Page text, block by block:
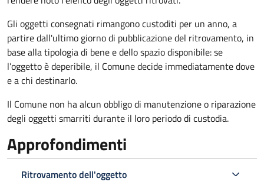
Gli oggetti consegnati rimangono custoditi per un anno, a
partire dall'ultimo giorno di pubblicazione del ritrovamento, in
base alla tipologia di bene e dello spazio disponibile: se
l’oggetto è deperibile, il Comune decide immediatamente dove
e a chi destinarlo.
Il Comune non ha alcun obbligo di manutenzione o riparazione
degli oggetti smarriti durante il loro periodo di custodia.
Approfondimenti
Ritrovamento dell'oggetto